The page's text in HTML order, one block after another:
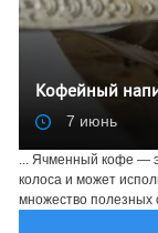
Кофейный
7 июнь
... Ячменный кофе —
колоса и может
множество полезных